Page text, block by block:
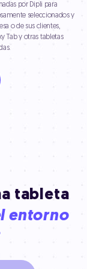
por Dipli para
seleccionados y
o de sus clientes,
Tab y otras tabletas
tableta
entorno